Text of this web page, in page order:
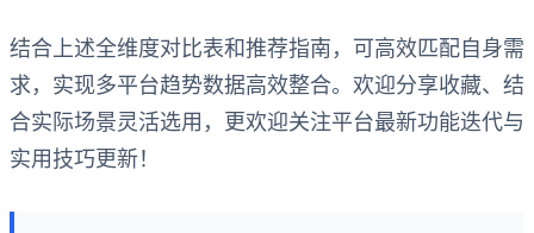
结合上述全维度对比表和推荐指南，可高效匹配自身需
求，实现多平台趋势数据高效整合。欢迎分享收藏、结
合实际场景灵活选用，更欢迎关注平台最新功能迭代与
实用技巧更新！